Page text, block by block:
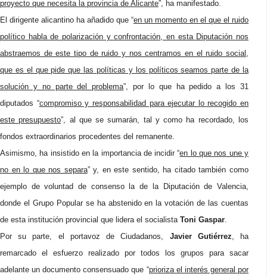
proyecto que necesita la provincia de Alicante”, ha manifestado.
El dirigente alicantino ha añadido que “en un momento en el que el ruido
político habla de polarización y confrontación, en esta Diputación nos
abstraemos de este tipo de ruido y nos centramos en el ruido social,
que es el que pide que las políticas y los políticos seamos parte de la
solución y no parte del problema”, por lo que ha pedido a los 31
diputados “compromiso y responsabilidad para ejecutar lo recogido en
este presupuesto”, al que se sumarán, tal y como ha recordado, los
fondos extraordinarios procedentes del remanente.
Asimismo, ha insistido en la importancia de incidir “en lo que nos une y
no en lo que nos separa” y, en este sentido, ha citado también como
ejemplo de voluntad de consenso la de la Diputación de Valencia,
donde el Grupo Popular se ha abstenido en la votación de las cuentas
de esta institución provincial que lidera el socialista Toni Gaspar.
Por su parte, el portavoz de Ciudadanos, Javier Gutiérrez, ha
remarcado el esfuerzo realizado por todos los grupos para sacar
adelante un documento consensuado que “prioriza el interés general por